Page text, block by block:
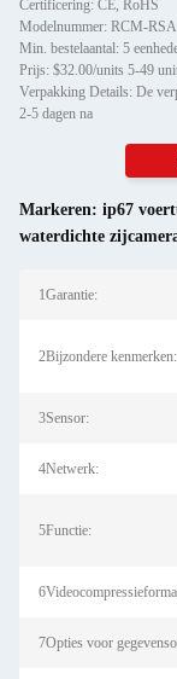
Certificering: CE, RoHS
Modelnummer: RCM-
Min. bestelaantal: 5
Prijs: $32.00/units 5-49
2-5 dagen na
Markeren: ip67
waterdichte
1Garantie:
2Bijzondere kenmerken:
3Sensor:
4Netwerk:
5Functie:
7Opties voor